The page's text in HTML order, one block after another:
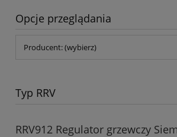
Opcje przeglądania
Producent: (wybierz)
Typ RRV
RRV912 Regulator grzewczy